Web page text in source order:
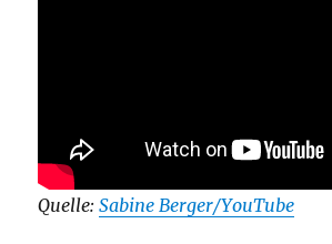
Quelle:Sabine Berger/YouTube